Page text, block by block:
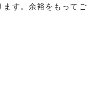
す。余裕をもってご